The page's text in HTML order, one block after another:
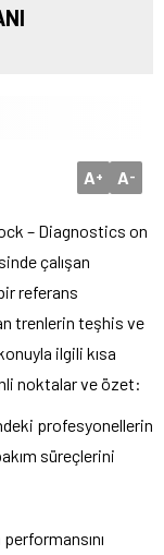
A+ A-
– Diagnostics on
çalışan
referans
trenlerin teşhis ve
ilgili kısa
noktalar ve özet:
profesyonellerin
süreçlerini